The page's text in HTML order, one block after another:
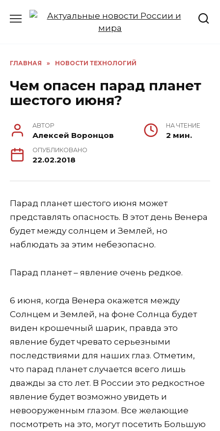
ГЛАВНАЯ » НОВОСТИ ТЕХНОЛОГИЙ
Чем опасен парад планет
шестого июня?
АВТОР
Алексей Воронцов
НА ЧТЕНИЕ
2 мин.
ОПУБЛИКОВАНО
22.02.2018
Парад планет шестого июня может
представлять опасность. В этот день Венера
будет между солнцем и Землей, но
наблюдать за этим небезопасно.
Парад планет – явление очень редкое.
6 июня, когда Венера окажется между
Солнцем и Землей, на фоне Солнца будет
виден крошечный шарик, правда это
явление будет чревато серьезными
последствиями для наших глаз. Отметим,
что парад планет случается всего лишь
дважды за сто лет. В России это редкостное
явление будет возможно увидеть и
невооруженным глазом. Все желающие
посмотреть на это, могут посетить Большую